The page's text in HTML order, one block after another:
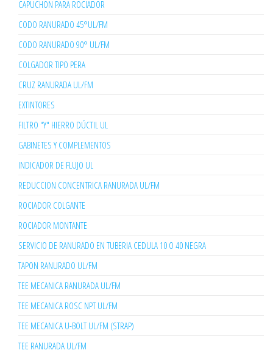
CAPUCHON PARA ROCIADOR
CODO RANURADO 45°UL/FM
CODO RANURADO 90° UL/FM
COLGADOR TIPO PERA
CRUZ RANURADA UL/FM
EXTINTORES
FILTRO "Y" HIERRO DÚCTIL UL
GABINETES Y COMPLEMENTOS
INDICADOR DE FLUJO UL
REDUCCION CONCENTRICA RANURADA UL/FM
ROCIADOR COLGANTE
ROCIADOR MONTANTE
SERVICIO DE RANURADO EN TUBERIA CEDULA 10 O 40 NEGRA
TAPON RANURADO UL/FM
TEE MECANICA RANURADA UL/FM
TEE MECANICA ROSC NPT UL/FM
TEE MECANICA U-BOLT UL/FM (STRAP)
TEE RANURADA UL/FM